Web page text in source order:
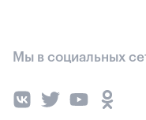
Мы в социальных